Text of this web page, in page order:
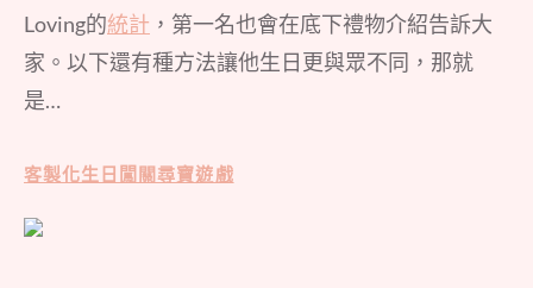
Loving的統計 ，第一名也會在底下禮物介紹告訴大
家。以下還有種方法讓他生日更與眾不同，那就
是…
客製化生日闖關尋寶遊戲